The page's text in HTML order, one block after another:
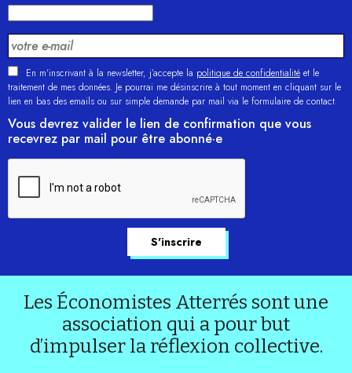
En m'inscrivant à la newsletter, j’accepte la politique de confidentialité et le
traitement de mes données. Je pourrai me désinscrire à tout moment en cliquant sur le
lien en bas des emails ou sur simple demande par mail via le formulaire de contact.
Vous devrez valider le lien de confirmation que vous
recevrez par mail pour être abonné·e
Les Économistes Atterrés sont une
association qui a pour but
d’impulser la réflexion collective.